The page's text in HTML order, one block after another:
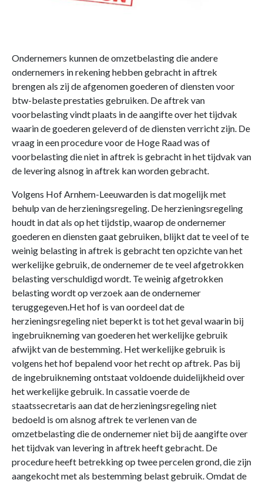
Ondernemers kunnen de omzetbelasting die andere
ondernemers in rekening hebben gebracht in aftrek
brengen als zij de afgenomen goederen of diensten voor
btw-belaste prestaties gebruiken. De aftrek van
voorbelasting vindt plaats in de aangifte over het tijdvak
waarin de goederen geleverd of de diensten verricht zijn. De
vraag in een procedure voor de Hoge Raad was of
voorbelasting die niet in aftrek is gebracht in het tijdvak van
de levering alsnog in aftrek kan worden gebracht.
Volgens Hof Arnhem-Leeuwarden is dat mogelijk met
behulp van de herzieningsregeling. De herzieningsregeling
houdt in dat als op het tijdstip, waarop de ondernemer
goederen en diensten gaat gebruiken, blijkt dat te veel of te
weinig belasting in aftrek is gebracht ten opzichte van het
werkelijke gebruik, de ondernemer de te veel afgetrokken
belasting verschuldigd wordt. Te weinig afgetrokken
belasting wordt op verzoek aan de ondernemer
teruggegeven.Het hof is van oordeel dat de
herzieningsregeling niet beperkt is tot het geval waarin bij
ingebruikneming van goederen het werkelijke gebruik
afwijkt van de bestemming. Het werkelijke gebruik is
volgens het hof bepalend voor het recht op aftrek. Pas bij
de ingebruikneming ontstaat voldoende duidelijkheid over
het werkelijke gebruik. In cassatie voerde de
staatssecretaris aan dat de herzieningsregeling niet
bedoeld is om alsnog aftrek te verlenen van de
omzetbelasting die de ondernemer niet bij de aangifte over
het tijdvak van levering in aftrek heeft gebracht. De
procedure heeft betrekking op twee percelen grond, die zijn
aangekocht met als bestemming belast gebruik. Omdat de